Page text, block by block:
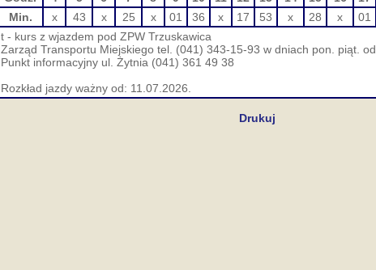
Min.
x 43 x 25 x 01 36 x 17 53 x 28 x 01
t - kurs z wjazdem pod ZPW Trzuskawica
Zarząd Transportu Miejskiego tel. (041) 343-15-93 w dniach pon. piąt.
Punkt informacyjny ul. Żytnia (041) 361 49 38
Rozkład jazdy ważny od: 11.07.2026.
Drukuj